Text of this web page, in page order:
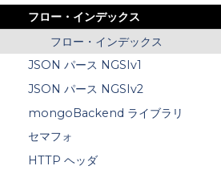
フロー・インデックス
フロー・インデックス
JSON パース NGSIv1
JSON パース NGSIv2
mongoBackend ライブラリ
セマフォ
HTTP ヘッダ